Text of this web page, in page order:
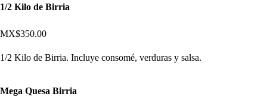
1/2 Kilo de Birria
MX$350.00
1/2 Kilo de Birria. Incluye consomé, verduras y salsa.
Mega Quesa Birria